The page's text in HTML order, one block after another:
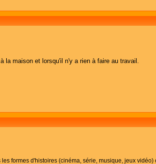
la maison et lorsqu'il n'y a rien à faire au travail.
formes d'histoires (cinéma, série, musique, jeux vidéo)